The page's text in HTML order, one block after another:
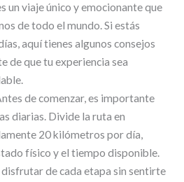
un viaje único y emocionante que
de todo el mundo. Si estás
aquí tienes algunos consejos
de que tu experiencia sea
de comenzar, es importante
diarias. Divide la ruta en
20 kilómetros por día,
físico y el tiempo disponible.
de cada etapa sin sentirte